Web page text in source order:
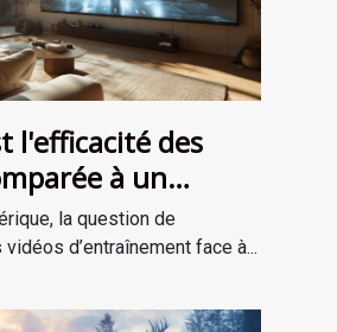
l'efficacité des
à un
en personne ?
la question de
d’entraînement face à...